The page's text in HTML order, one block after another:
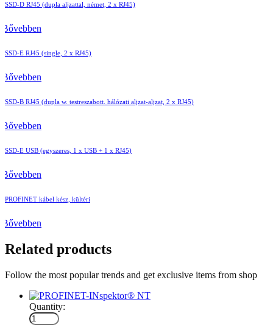
SSD-D RJ45 (dupla aljzattal, német, 2 x RJ45)
Bővebben
SSD-E RJ45 (single, 2 x RJ45)
Bővebben
SSD-B RJ45 (dupla w. testreszabott. hálózati aljzat-aljzat, 2 x RJ45)
Bővebben
SSD-E USB (egyszeres, 1 x USB + 1 x RJ45)
Bővebben
PROFINET kábel kész, kültéri
Bővebben
Related products
Follow the most popular trends and get exclusive items from shop
Quantity: